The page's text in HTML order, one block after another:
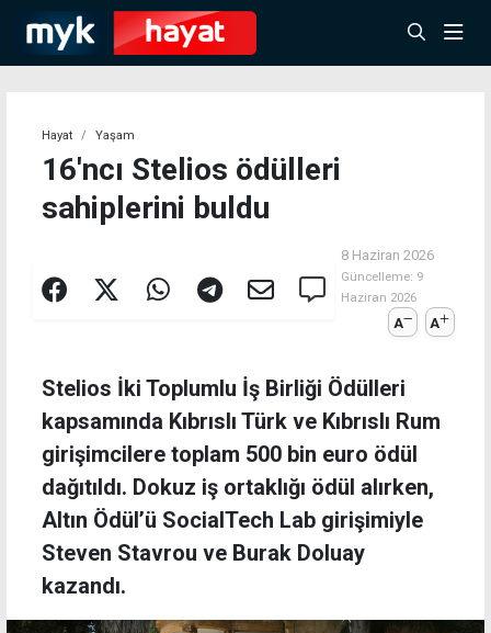
Hayat Yaşam
16'ncı Stelios ödülleri
sahiplerini buldu
8 Haziran 2026
Güncelleme: 9
Haziran 2026
A A
Stelios İki Toplumlu İş Birliği Ödülleri
kapsamında Kıbrıslı Türk ve Kıbrıslı Rum
girişimcilere toplam 500 bin euro ödül
dağıtıldı. Dokuz iş ortaklığı ödül alırken,
Altın Ödül’ü SocialTech Lab girişimiyle
Steven Stavrou ve Burak Doluay
kazandı.